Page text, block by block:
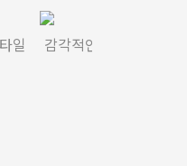
일
감각적인 미니멀 모던 스